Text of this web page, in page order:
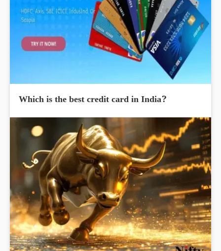
Which is the best credit card in India?